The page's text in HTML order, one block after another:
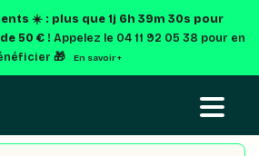
☀️ : plus que 1j 6h 39m 29s pour
50 € ! Appelez le 04 11 92 05 38 pour en
🎁
En savoir +